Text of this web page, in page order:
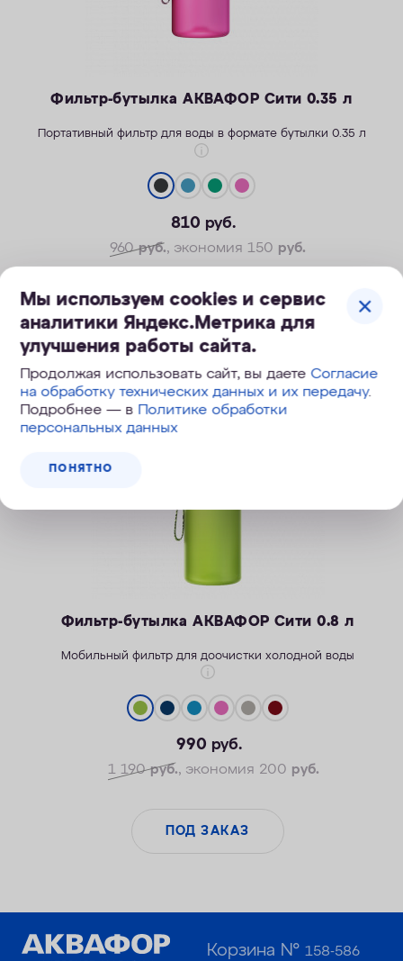
Фильтр-бутылка АКВАФОР Сити 0.35 л
Портативный фильтр для воды в формате бутылки 0.35 л
Легкость активной жизни
Надежность корпуса
Безопасные материалы
810 руб.
960руб., экономия 150 руб.
КУПИТЬ
Скидка
Фильтр-бутылка АКВАФОР Сити 0.8 л
Мобильный фильтр для доочистки холодной воды
Легкость активной жизни
Надежность корпуса
Безопасные материалы
990 руб.
1 190руб., экономия 200 руб.
ПОД ЗАКАЗ
Мы используем cookies и сервис
аналитики Яндекс.Метрика для
улучшения работы сайта.
Продолжая использовать сайт, вы даетеСогласие
на обработку технических данных и их передачу.
Подробнее — в Политике обработки
персональных данных
ПОНЯТНО
Корзина №158-586